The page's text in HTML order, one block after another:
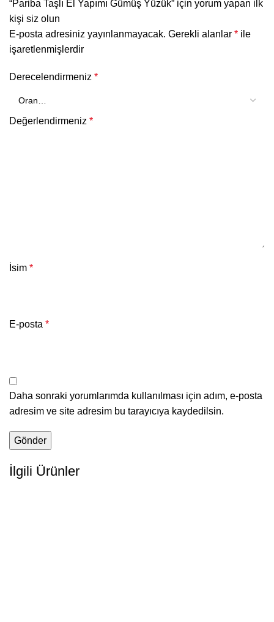
“Pariba Taşlı El Yapımı Gümüş Yüzük” için yorum yapan ilk
kişi siz olun
E-posta adresiniz yayınlanmayacak. Gerekli alanlar * ile
işaretlenmişlerdir
Derecelendirmeniz *
Değerlendirmeniz *
İsim *
E-posta *
Daha sonraki yorumlarımda kullanılması için adım, e-posta
adresim ve site adresim bu tarayıcıya kaydedilsin.
İlgili Ürünler